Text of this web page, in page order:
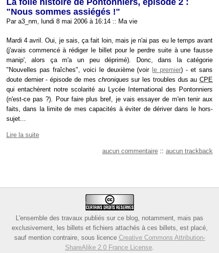
"Nous sommes assiégés !"
Par a3_nm, lundi 8 mai 2006 à 16:14 :: Ma vie
Mardi 4 avril. Oui, je sais, ça fait loin, mais je n'ai pas eu le temps avant
(j'avais commencé à rédiger le billet pour le perdre suite à une fausse
manip', alors ça m'a un peu déprimé). Donc, dans la catégorie
"Nouvelles pas fraîches", voici le deuxième (voir le premier) - et sans
doute dernier - épisode de mes chroniques sur les troubles dus auCPE
qui entachèrent notre scolarité au Lycée International des Pontonniers
(n'est-ce pas ?). Pour faire plus bref, je vais essayer de m'en tenir aux
faits, dans la limite de mes capacités à éviter de dériver dans le hors-
sujet...
Lire la suite
aucun commentaire :: aucun trackback
L'ensemble des travaux publiés sur ce blog, notamment, mais pas
exclusivement, les billets et fichiers attachés à ces billets, est placé,
sauf mention contraire, sous licence Creative Commons Attribution-
ShareAlike 2.0 France License